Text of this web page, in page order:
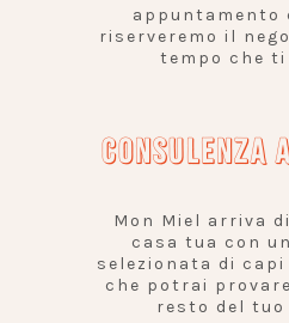
appuntamento
riserveremo il
tempo che
CONSULENZA
Mon Miel arriva
casa tua con
selezionata di
che potrai
resto del tuo